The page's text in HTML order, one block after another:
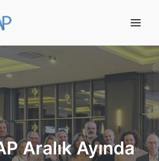
Aralık Ayında